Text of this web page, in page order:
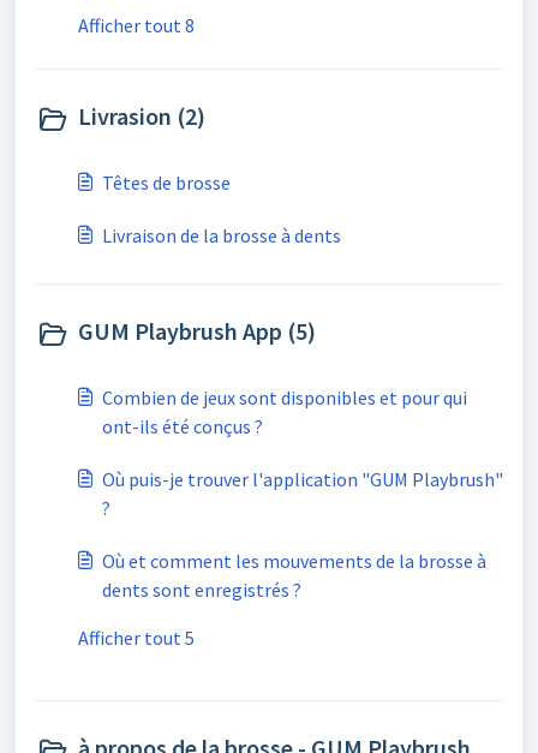
Afficher tout 8
Livrasion (2)
Têtes de brosse
Livraison de la brosse à dents
GUM Playbrush App (5)
Combien de jeux sont disponibles et pour qui
ont-ils été conçus ?
Où puis-je trouver l'application "GUM Playbrush"
?
Où et comment les mouvements de la brosse à
dents sont enregistrés ?
Afficher tout 5